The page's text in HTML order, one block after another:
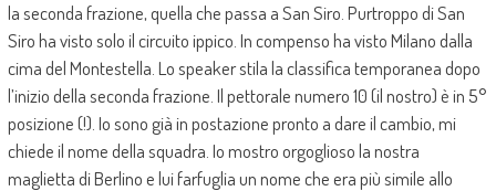
la seconda frazione, quella che passa a San Siro. Purtroppo di San
Siro ha visto solo il circuito ippico. In compenso ha visto Milano dalla
cima del Montestella. Lo speaker stila la classifica temporanea dopo
l’inizio della seconda frazione. Il pettorale numero 10 (il nostro) è in 5°
posizione (!). Io sono già in postazione pronto a dare il cambio, mi
chiede il nome della squadra. Io mostro orgoglioso la nostra
maglietta di Berlino e lui farfuglia un nome che era più simile allo